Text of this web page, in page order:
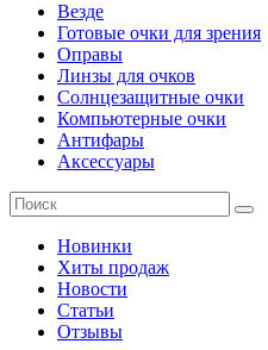
Везде
Готовые очки для зрения
Оправы
Линзы для очков
Солнцезащитные очки
Компьютерные очки
Антифары
Аксессуары
Новинки
Хиты продаж
Новости
Статьи
Отзывы